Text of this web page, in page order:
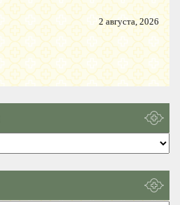
2 августа, 2026